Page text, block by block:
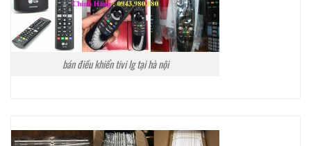
bán điều khiển tivi lg tại hà nội